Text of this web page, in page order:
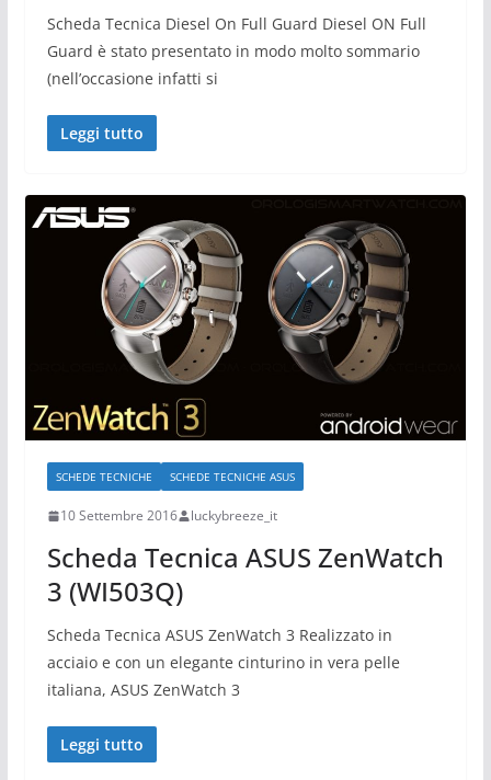
Scheda Tecnica Diesel On Full Guard Diesel ON Full
Guard è stato presentato in modo molto sommario
(nell’occasione infatti si
Leggi tutto
SCHEDE TECNICHE SCHEDE TECNICHE ASUS
10 Settembre 2016 luckybreeze_it
Scheda Tecnica ASUS ZenWatch
3 (WI503Q)
Scheda Tecnica ASUS ZenWatch 3 Realizzato in
acciaio e con un elegante cinturino in vera pelle
italiana, ASUS ZenWatch 3
Leggi tutto